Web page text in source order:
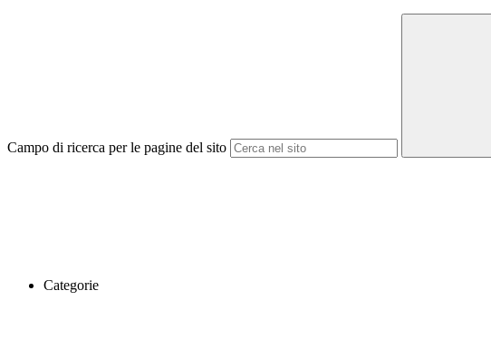
Campo di ricerca per le pagine del sito
Categorie